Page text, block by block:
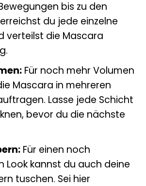
bis zu den
du jede einzelne
verteilst die Mascara
Für noch mehr Volumen
Mascara in mehreren
Lasse jede Schicht
bevor du die nächste
Für einen noch
Look kannst du auch deine
tuschen. Sei hier